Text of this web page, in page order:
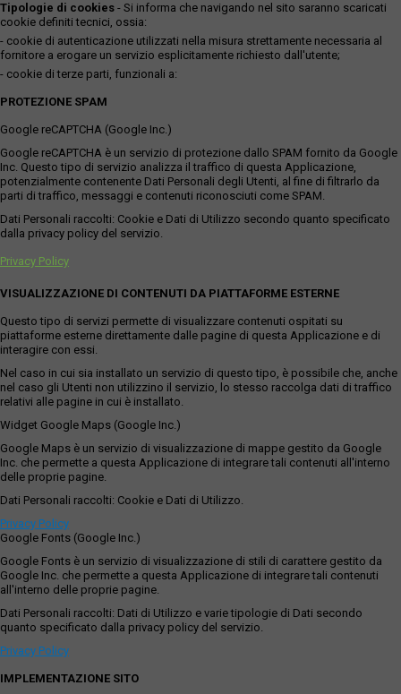
Tipologie di cookies - Si informa che navigando nel sito saranno scaricati
cookie definiti tecnici, ossia:
- cookie di autenticazione utilizzati nella misura strettamente necessaria al
fornitore a erogare un servizio esplicitamente richiesto dall'utente;
- cookie di terze parti, funzionali a:
PROTEZIONE SPAM
Google reCAPTCHA (Google Inc.)
Google reCAPTCHA è un servizio di protezione dallo SPAM fornito da Google
Inc. Questo tipo di servizio analizza il traffico di questa Applicazione,
potenzialmente contenente Dati Personali degli Utenti, al fine di filtrarlo da
parti di traffico, messaggi e contenuti riconosciuti come SPAM.
Dati Personali raccolti: Cookie e Dati di Utilizzo secondo quanto specificato
dalla privacy policy del servizio.
Privacy Policy
VISUALIZZAZIONE DI CONTENUTI DA PIATTAFORME ESTERNE
Questo tipo di servizi permette di visualizzare contenuti ospitati su
piattaforme esterne direttamente dalle pagine di questa Applicazione e di
interagire con essi.
Nel caso in cui sia installato un servizio di questo tipo, è possibile che, anche
nel caso gli Utenti non utilizzino il servizio, lo stesso raccolga dati di traffico
relativi alle pagine in cui è installato.
Widget Google Maps (Google Inc.)
Google Maps è un servizio di visualizzazione di mappe gestito da Google
Inc. che permette a questa Applicazione di integrare tali contenuti all'interno
delle proprie pagine.
Dati Personali raccolti: Cookie e Dati di Utilizzo.
Privacy Policy
Google Fonts (Google Inc.)
Google Fonts è un servizio di visualizzazione di stili di carattere gestito da
Google Inc. che permette a questa Applicazione di integrare tali contenuti
all'interno delle proprie pagine.
Dati Personali raccolti: Dati di Utilizzo e varie tipologie di Dati secondo
quanto specificato dalla privacy policy del servizio.
Privacy Policy
IMPLEMENTAZIONE SITO